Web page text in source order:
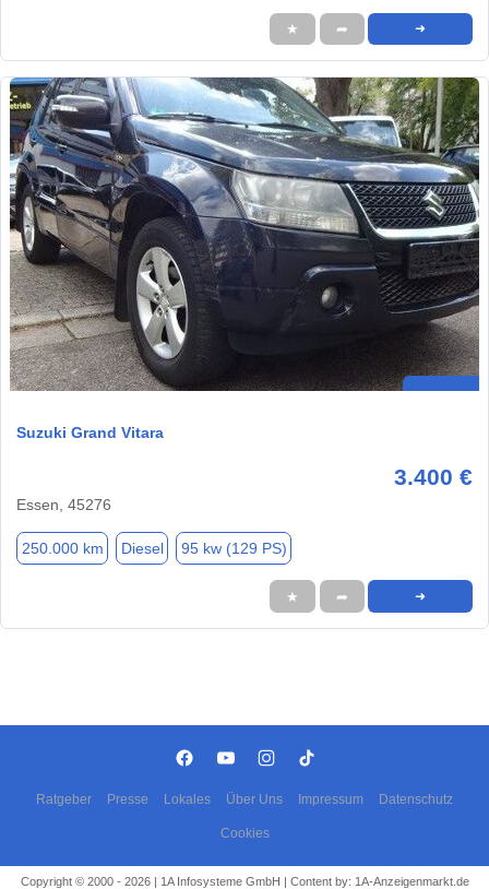
★ ➦ ➜
Suzuki Grand Vitara
3.400 €
Essen, 45276
250.000 km Diesel 95 kw (129 PS)
★ ➦ ➜
Ratgeber Presse Lokales Über Uns Impressum Datenschutz
Cookies
Copyright © 2000 - 2026 | 1A Infosysteme GmbH | Content by: 1A-Anzeigenmarkt.de